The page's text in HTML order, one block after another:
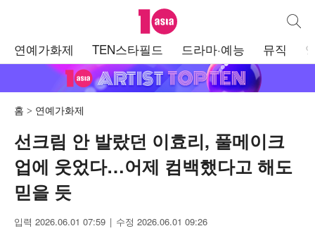
텐아시아 통합
연예가화제 TEN스타필드 드라마·예능 뮤직
홈 연예가화제
선크림 안 발랐던 이효리, 풀메이크
업에 웃었다…어제 컴백했다고 해도
믿을 듯
입력 2026.06.01 07:59 수정 2026.06.01 09:26